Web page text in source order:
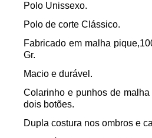
Polo Unissexo.
Polo de corte Clássico.
Fabricado em malha
Gr.
Macio e durável.
Colarinho e punhos de
dois botões.
Dupla costura nos ombros e